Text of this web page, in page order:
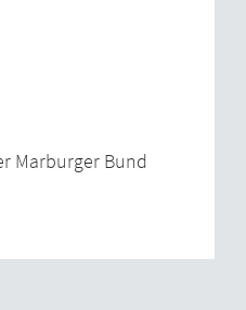
Marburger Bund